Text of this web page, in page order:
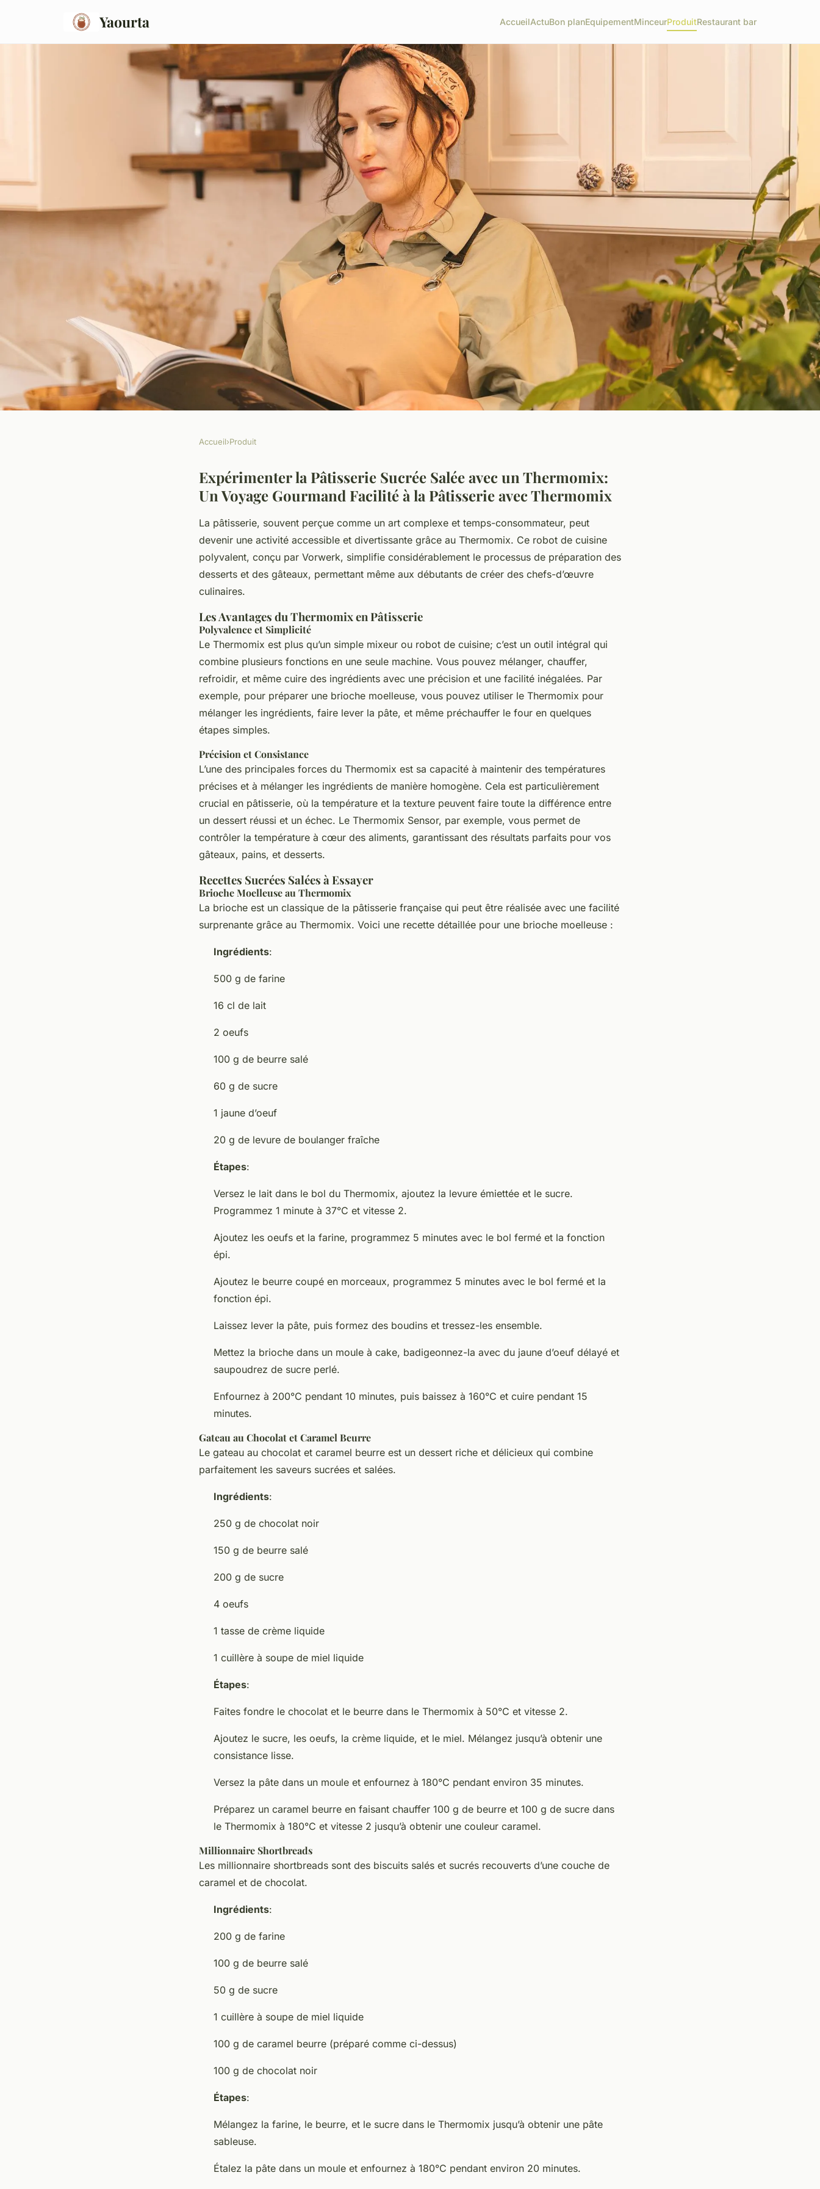
Yaourta AccueilActuBon planEquipementMinceurProduitRestaurant bar
Expérimenter la pâtisserie sucré salé
avec un Thermomix
Accueil›Produit
Expérimenter la Pâtisserie Sucrée Salée avec un Thermomix:
Un Voyage Gourmand Facilité à la Pâtisserie avec Thermomix
La pâtisserie, souvent perçue comme un art complexe et temps-consommateur, peut
devenir une activité accessible et divertissante grâce au Thermomix. Ce robot de cuisine
polyvalent, conçu par Vorwerk, simplifie considérablement le processus de préparation des
desserts et des gâteaux, permettant même aux débutants de créer des chefs-d’œuvre
culinaires.
Les Avantages du Thermomix en Pâtisserie
Polyvalence et Simplicité
Le Thermomix est plus qu’un simple mixeur ou robot de cuisine; c’est un outil intégral qui
combine plusieurs fonctions en une seule machine. Vous pouvez mélanger, chauffer,
refroidir, et même cuire des ingrédients avec une précision et une facilité inégalées. Par
exemple, pour préparer une brioche moelleuse, vous pouvez utiliser le Thermomix pour
mélanger les ingrédients, faire lever la pâte, et même préchauffer le four en quelques
étapes simples.
Précision et Consistance
L’une des principales forces du Thermomix est sa capacité à maintenir des températures
précises et à mélanger les ingrédients de manière homogène. Cela est particulièrement
crucial en pâtisserie, où la température et la texture peuvent faire toute la différence entre
un dessert réussi et un échec. Le Thermomix Sensor, par exemple, vous permet de
contrôler la température à cœur des aliments, garantissant des résultats parfaits pour vos
gâteaux, pains, et desserts.
Recettes Sucrées Salées à Essayer
Brioche Moelleuse au Thermomix
La brioche est un classique de la pâtisserie française qui peut être réalisée avec une facilité
surprenante grâce au Thermomix. Voici une recette détaillée pour une brioche moelleuse :
Ingrédients:
500 g de farine
16 cl de lait
2 oeufs
100 g de beurre salé
60 g de sucre
1 jaune d’oeuf
20 g de levure de boulanger fraîche
Étapes:
Versez le lait dans le bol du Thermomix, ajoutez la levure émiettée et le sucre.
Programmez 1 minute à 37°C et vitesse 2.
Ajoutez les oeufs et la farine, programmez 5 minutes avec le bol fermé et la fonction
épi.
Ajoutez le beurre coupé en morceaux, programmez 5 minutes avec le bol fermé et la
fonction épi.
Laissez lever la pâte, puis formez des boudins et tressez-les ensemble.
Mettez la brioche dans un moule à cake, badigeonnez-la avec du jaune d’oeuf délayé et
saupoudrez de sucre perlé.
Enfournez à 200°C pendant 10 minutes, puis baissez à 160°C et cuire pendant 15
minutes.
Gateau au Chocolat et Caramel Beurre
Le gateau au chocolat et caramel beurre est un dessert riche et délicieux qui combine
parfaitement les saveurs sucrées et salées.
Ingrédients:
250 g de chocolat noir
150 g de beurre salé
200 g de sucre
4 oeufs
1 tasse de crème liquide
1 cuillère à soupe de miel liquide
Étapes:
Faites fondre le chocolat et le beurre dans le Thermomix à 50°C et vitesse 2.
Ajoutez le sucre, les oeufs, la crème liquide, et le miel. Mélangez jusqu’à obtenir une
consistance lisse.
Versez la pâte dans un moule et enfournez à 180°C pendant environ 35 minutes.
Préparez un caramel beurre en faisant chauffer 100 g de beurre et 100 g de sucre dans
le Thermomix à 180°C et vitesse 2 jusqu’à obtenir une couleur caramel.
Millionnaire Shortbreads
Les millionnaire shortbreads sont des biscuits salés et sucrés recouverts d’une couche de
caramel et de chocolat.
Ingrédients:
200 g de farine
100 g de beurre salé
50 g de sucre
1 cuillère à soupe de miel liquide
100 g de caramel beurre (préparé comme ci-dessus)
100 g de chocolat noir
Étapes:
Mélangez la farine, le beurre, et le sucre dans le Thermomix jusqu’à obtenir une pâte
sableuse.
Étalez la pâte dans un moule et enfournez à 180°C pendant environ 20 minutes.